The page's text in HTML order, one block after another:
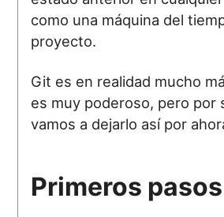
como una máquina del
proyecto.
Git es en realidad mucho
es muy poderoso, pero por
vamos a dejarlo así por
Primeros pasos